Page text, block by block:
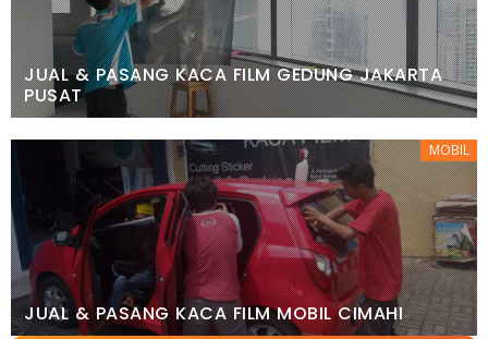
JUAL & PASANG KACA FILM GEDUNG JAKARTA
PUSAT
MOBIL
JUAL & PASANG KACA FILM MOBIL CIMAHI